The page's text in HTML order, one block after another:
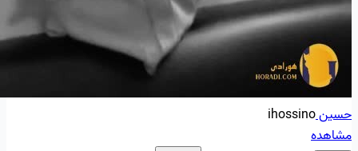
حسینihossino
مشاهده